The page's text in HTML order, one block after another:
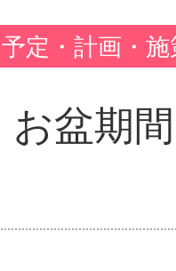
予定・計画・
盆期